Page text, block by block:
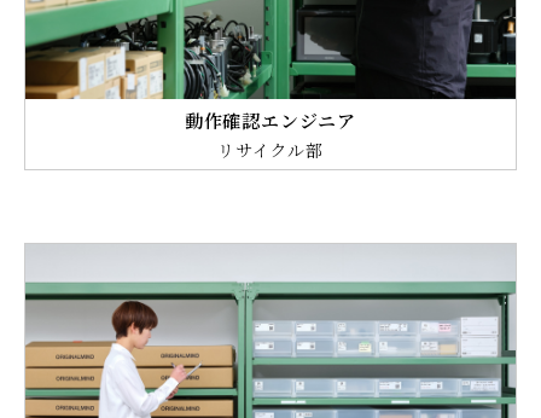
動作確認エンジニア
リサイクル部